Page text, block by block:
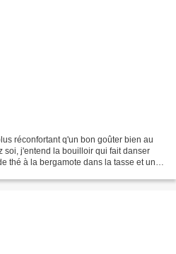
réconfortant q'un bon goûter bien au
soi, j'entend la bouilloir qui fait danser
thé à la bergamote dans la tasse et un